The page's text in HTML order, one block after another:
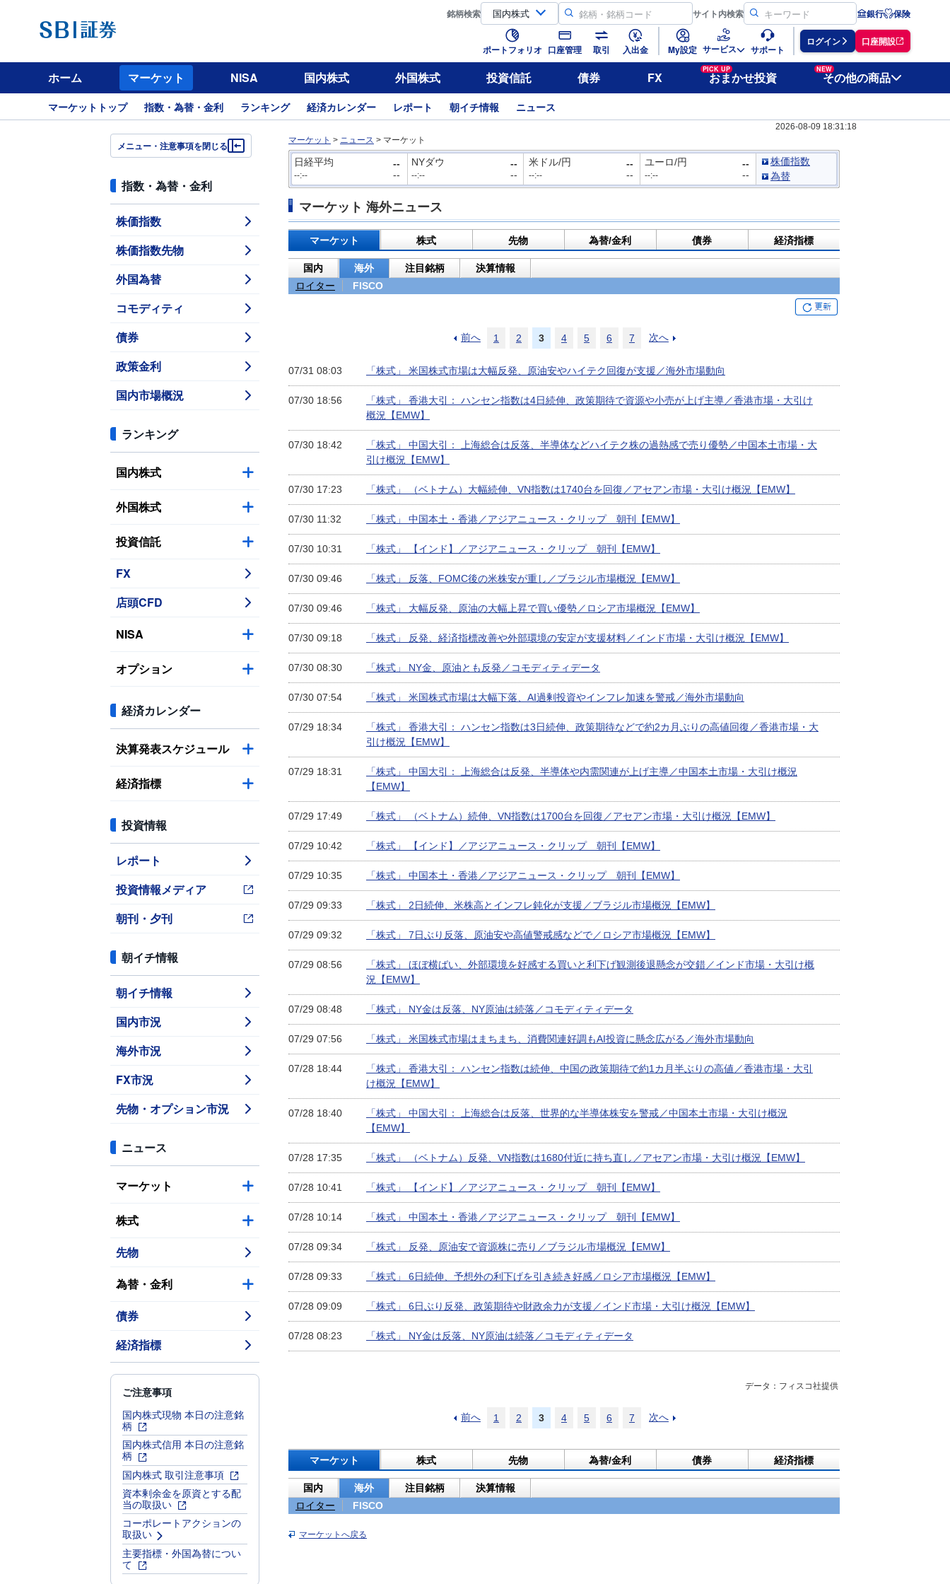
銘柄検索 サイト内検索 銀行 保険
ポートフォリオ 口座管理 取引 入出金 My設定 サービス サポート
ログイン 口座開設
ホーム マーケット NISA 国内株式 外国株式 投資信託 債券 FX
PICK UP
おまかせ投資
NEW
その他の商品
マーケットトップ 指数・為替・金利 ランキング 経済カレンダー レポート 朝イチ情報 ニュース
2026-08-09 18:31:18
メニュー・注意事項を閉じる
指数・為替・金利
株価指数
株価指数先物
外国為替
コモディティ
債券
政策金利
国内市場概況
ランキング
国内株式
外国株式
投資信託
FX
店頭CFD
NISA
オプション
経済カレンダー
決算発表スケジュール
経済指標
投資情報
レポート
投資情報メディア
朝刊・夕刊
朝イチ情報
朝イチ情報
国内市況
海外市況
FX市況
先物・オプション市況
ニュース
マーケット
株式
先物
為替・金利
債券
経済指標
ご注意事項
国内株式現物 本日の注意銘
柄
国内株式信用 本日の注意銘
柄
国内株式 取引注意事項
資本剰余金を原資とする配
当の取扱い
コーポレートアクションの
取扱い
主要指標・外国為替につい
て
マーケット > ニュース > マーケット
日経平均
--:--
--
--
NYダウ
--:--
--
--
米ドル/円
--:--
--
--
ユーロ/円
--:--
--
--
株価指数
為替
マーケット 海外ニュース
マーケット 株式 先物 為替/金利 債券 経済指標
国内 海外 注目銘柄
決算情報
ロイター
FISCO
前へ 1 2 3 4 5 6 7 次へ
07/31 08:03 「株式」 米国株式市場は大幅反発、原油安やハイテク回復が支援／海外市場動向
07/30 18:56
「株式」 香港大引： ハンセン指数は4日続伸、政策期待で資源や小売が上げ主導／香港市場・大引け
概況【EMW】
07/30 18:42
「株式」 中国大引： 上海総合は反落、半導体などハイテク株の過熱感で売り優勢／中国本土市場・大
引け概況【EMW】
07/30 17:23 「株式」 （ベトナム）大幅続伸、VN指数は1740台を回復／アセアン市場・大引け概況【EMW】
07/30 11:32 「株式」 中国本土・香港／アジアニュース・クリップ 朝刊【EMW】
07/30 10:31 「株式」 【インド】／アジアニュース・クリップ 朝刊【EMW】
07/30 09:46 「株式」 反落、FOMC後の米株安が重し／ブラジル市場概況【EMW】
07/30 09:46 「株式」 大幅反発、原油の大幅上昇で買い優勢／ロシア市場概況【EMW】
07/30 09:18 「株式」 反発、経済指標改善や外部環境の安定が支援材料／インド市場・大引け概況【EMW】
07/30 08:30 「株式」 NY金、原油とも反発／コモディティデータ
07/30 07:54 「株式」 米国株式市場は大幅下落、AI過剰投資やインフレ加速を警戒／海外市場動向
07/29 18:34
「株式」 香港大引： ハンセン指数は3日続伸、政策期待などで約2カ月ぶりの高値回復／香港市場・大
引け概況【EMW】
07/29 18:31
「株式」 中国大引： 上海総合は反発、半導体や内需関連が上げ主導／中国本土市場・大引け概況
【EMW】
07/29 17:49 「株式」 （ベトナム）続伸、VN指数は1700台を回復／アセアン市場・大引け概況【EMW】
07/29 10:42 「株式」 【インド】／アジアニュース・クリップ 朝刊【EMW】
07/29 10:35 「株式」 中国本土・香港／アジアニュース・クリップ 朝刊【EMW】
07/29 09:33 「株式」 2日続伸、米株高とインフレ鈍化が支援／ブラジル市場概況【EMW】
07/29 09:32 「株式」 7日ぶり反落、原油安や高値警戒感などで／ロシア市場概況【EMW】
07/29 08:56
「株式」 ほぼ横ばい、外部環境を好感する買いと利下げ観測後退懸念が交錯／インド市場・大引け概
況【EMW】
07/29 08:48 「株式」 NY金は反落、NY原油は続落／コモディティデータ
07/29 07:56 「株式」 米国株式市場はまちまち、消費関連好調もAI投資に懸念広がる／海外市場動向
07/28 18:44
「株式」 香港大引： ハンセン指数は続伸、中国の政策期待で約1カ月半ぶりの高値／香港市場・大引
け概況【EMW】
07/28 18:40
「株式」 中国大引： 上海総合は反落、世界的な半導体株安を警戒／中国本土市場・大引け概況
【EMW】
07/28 17:35 「株式」 （ベトナム）反発、VN指数は1680付近に持ち直し／アセアン市場・大引け概況【EMW】
07/28 10:41 「株式」 【インド】／アジアニュース・クリップ 朝刊【EMW】
07/28 10:14 「株式」 中国本土・香港／アジアニュース・クリップ 朝刊【EMW】
07/28 09:34 「株式」 反発、原油安で資源株に売り／ブラジル市場概況【EMW】
07/28 09:33 「株式」 6日続伸、予想外の利下げを引き続き好感／ロシア市場概況【EMW】
07/28 09:09 「株式」 6日ぶり反発、政策期待や財政余力が支援／インド市場・大引け概況【EMW】
07/28 08:23 「株式」 NY金は反落、NY原油は続落／コモディティデータ
データ：フィスコ社提供
前へ 1 2 3 4 5 6 7 次へ
マーケット 株式 先物 為替/金利 債券 経済指標
国内 海外 注目銘柄
決算情報
ロイター
FISCO
マーケットへ戻る